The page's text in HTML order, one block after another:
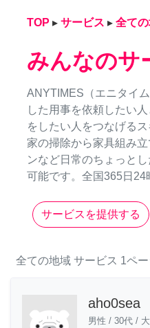
TOP ▸ サービス ▸ 全て
みんなのサ
ANYTIMES（エニタイ
した用事を依頼したい
をしたい人をつなげる
家の掃除から家具組み
ンなど日常のちょっと
可能です。全国365日24
サービスを提供する
全ての地域 サービス 1ペー
aho0sea
男性 / 30代 /